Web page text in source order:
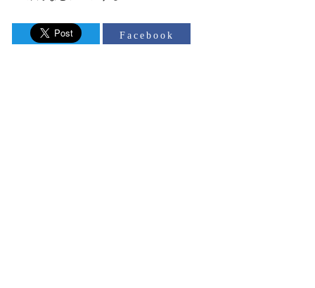
Facebook